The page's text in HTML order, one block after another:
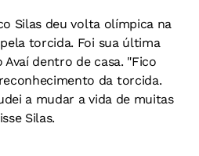
Silas deu volta olímpica na
torcida. Foi sua última
dentro de casa. "Fico
da torcida.
a mudar a vida de muitas
Silas.